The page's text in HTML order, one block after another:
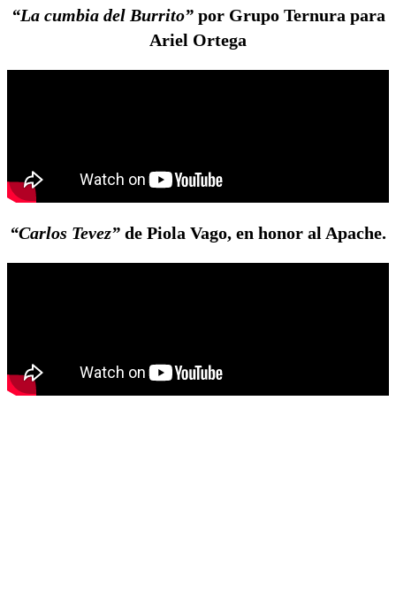
“La cumbia del Burrito”por Grupo Ternura para
Ariel Ortega
“Carlos Tevez” de Piola Vago, en honor al Apache.